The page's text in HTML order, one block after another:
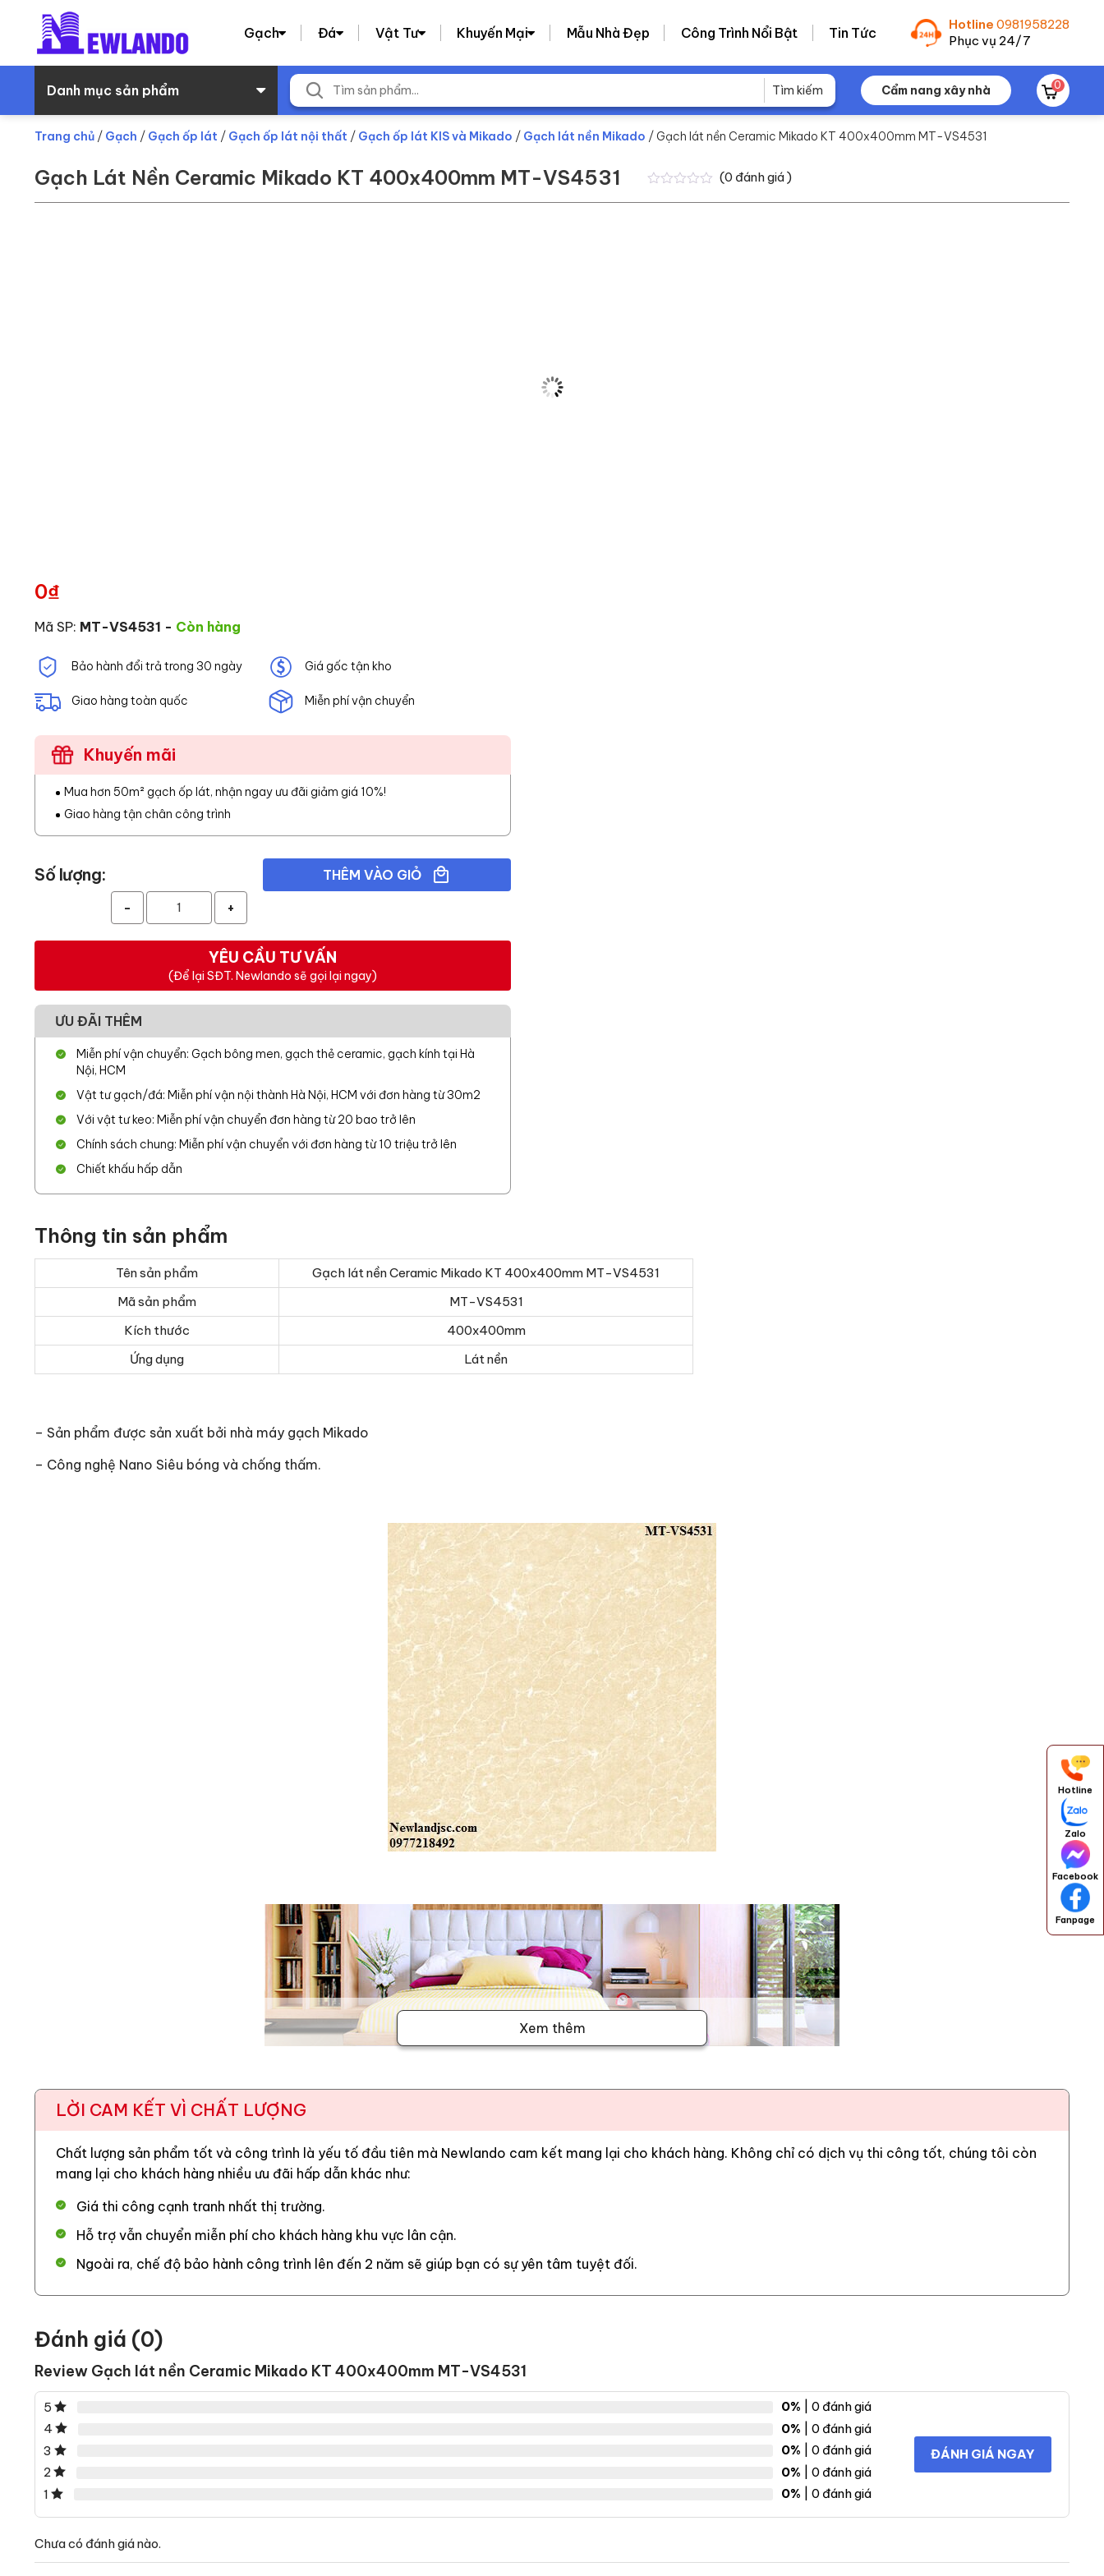
Gạch Đá Vật Tư Khuyến Mại Mẫu Nhà Đẹp Công Trình Nổi Bật Tin Tức
Hotline 0981958228
Phục vụ 24/7
Danh mục sản phẩm Cẩm nang xây nhà 0
Trang chủ / Gạch / Gạch ốp lát / Gạch ốp lát nội thất / Gạch ốp lát KIS và Mikado / Gạch lát nền Mikado / Gạch lát nền Ceramic Mikado KT 400x400mm MT-VS4531
Gạch Lát Nền Ceramic Mikado KT 400x400mm MT-VS4531 (0 đánh giá )
0₫
Mã SP: MT-VS4531 - Còn hàng
Bảo hành đổi trả trong 30 ngày Giá gốc tận kho
Giao hàng toàn quốc Miễn phí vận chuyển
Khuyến mãi
Mua hơn 50m² gạch ốp lát, nhận ngay ưu đãi giảm giá 10%!
Giao hàng tận chân công trình
Số lượng:
- +
THÊM VÀO GIỎ
YÊU CẦU TƯ VẤN
(Để lại SĐT. Newlando sẽ gọi lại ngay)
ƯU ĐÃI THÊM
Miễn phí vận chuyển: Gạch bông men, gạch thẻ ceramic, gạch kính tại Hà
Nội, HCM
Vật tư gạch/đá: Miễn phí vận nội thành Hà Nội, HCM với đơn hàng từ 30m2
Với vật tư keo: Miễn phí vận chuyển đơn hàng từ 20 bao trở lên
Chính sách chung: Miễn phí vận chuyển với đơn hàng từ 10 triệu trở lên
Chiết khấu hấp dẫn
Thông tin sản phẩm
Tên sản phẩm
Gạch lát nền Ceramic Mikado KT 400x400mm MT-VS4531
Mã sản phẩm
MT-VS4531
Kích thước
400x400mm
Ứng dụng
Lát nền
– Sản phẩm được sản xuất bởi nhà máy gạch Mikado
– Công nghệ Nano Siêu bóng và chống thấm.
Xem thêm
LỜI CAM KẾT VÌ CHẤT LƯỢNG
Chất lượng sản phẩm tốt và công trình là yếu tố đầu tiên mà Newlando cam kết mang lại cho khách hàng. Không chỉ có dịch vụ thi công tốt, chúng tôi còn
mang lại cho khách hàng nhiều ưu đãi hấp dẫn khác như:
Giá thi công cạnh tranh nhất thị trường.
Hỗ trợ vẫn chuyển miễn phí cho khách hàng khu vực lân cận.
Ngoài ra, chế độ bảo hành công trình lên đến 2 năm sẽ giúp bạn có sự yên tâm tuyệt đối.
Đánh giá (0)
Review Gạch lát nền Ceramic Mikado KT 400x400mm MT-VS4531
5 0% | 0 đánh giá
4
0% | 0 đánh giá
3
0% | 0 đánh giá
2
0% | 0 đánh giá
1
0% | 0 đánh giá
ĐÁNH GIÁ NGAY
Chưa có đánh giá nào.
Hotline
Zalo
Facebook
Fanpage